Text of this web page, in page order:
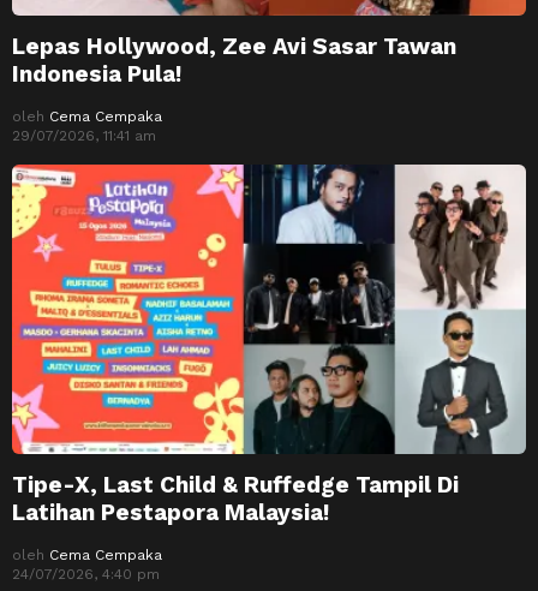
Lepas Hollywood, Zee Avi Sasar Tawan
Indonesia Pula!
oleh Cema Cempaka
29/07/2026, 11:41 am
Tipe-X, Last Child & Ruffedge Tampil Di
Latihan Pestapora Malaysia!
oleh Cema Cempaka
24/07/2026, 4:40 pm